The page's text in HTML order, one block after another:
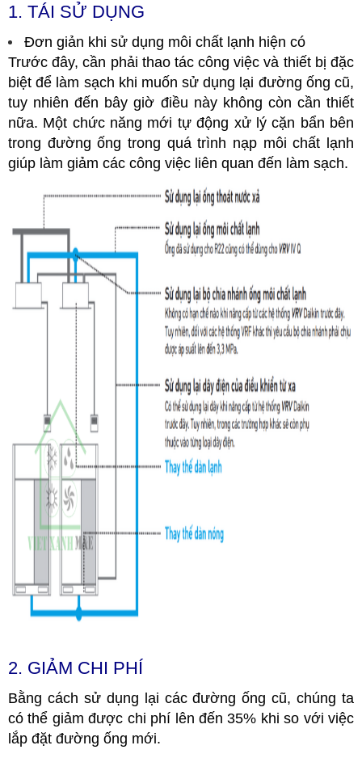
1. TÁI SỬ DỤNG
Đơn giản khi sử dụng môi chất lạnh hiện có
Trước đây, cần phải thao tác công việc và thiết bị đặc
biệt để làm sạch khi muốn sử dụng lại đường ống cũ,
tuy nhiên đến bây giờ điều này không còn cần thiết
nữa. Một chức năng mới tự động xử lý cặn bẩn bên
trong đường ống trong quá trình nạp môi chất lạnh
giúp làm giảm các công việc liên quan đến làm sạch.
2. GIẢM CHI PHÍ
Bằng cách sử dụng lại các đường ống cũ, chúng ta
có thể giảm được chi phí lên đến 35% khi so với việc
lắp đặt đường ống mới.